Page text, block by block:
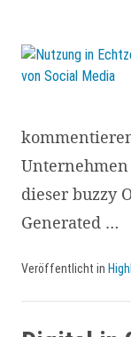
Media
dieser buzzy
Generated …
Veröffentlicht in